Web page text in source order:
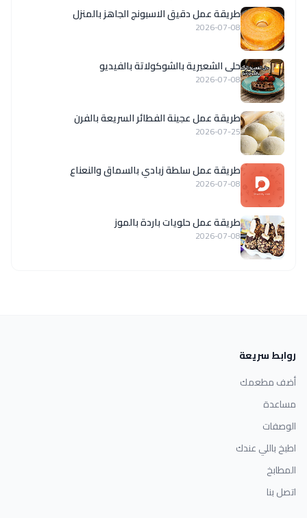
طريقة عمل دقيق الاسبونج الجاهز بالمنزل
2026-07-08
حلى الشعيرية بالشوكولاتة بالفيديو
2026-07-08
طريقة عمل عجينة الفطائر السريعة بالفرن
2026-07-25
طريقة عمل سلطة زبادي بالسماق والنعناع
2026-07-08
طريقة عمل حلويات باردة بالموز
2026-07-08
روابط سريعة
أضف مطعمك
مساعدة
الوصفات
اطبخ باللي عندك
المطابخ
اتصل بنا